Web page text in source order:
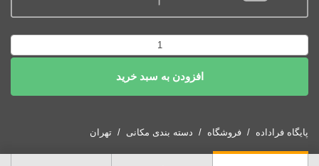
فایل
ای
تهران
افزودن به سبد خرید
پایگاه فراداده فروشگاه دسته بندی مکانی تهران